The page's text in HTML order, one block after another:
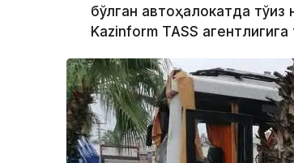
бўлган автоҳалокатда
Kazinform TASS агентлигига